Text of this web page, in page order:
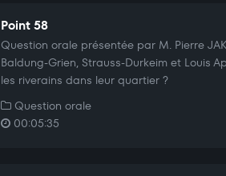
Point 58
Question orale présentée par M. Pierre
Baldung-Grien, Strauss-Durkeim et Louis
les riverains dans leur quartier ?
Question orale
00:05:35